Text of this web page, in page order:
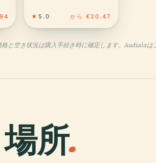
★ 5.0 から €20.47
と空き状況は購入手続き時に確定します。Audialaは
所.